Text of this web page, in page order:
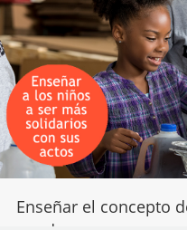
Enseñar el concepto